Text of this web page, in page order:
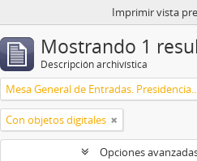
Imprimir vista
Mostrando 1
Descripción archivística
Mesa General de
Con objetos digitales
Opciones